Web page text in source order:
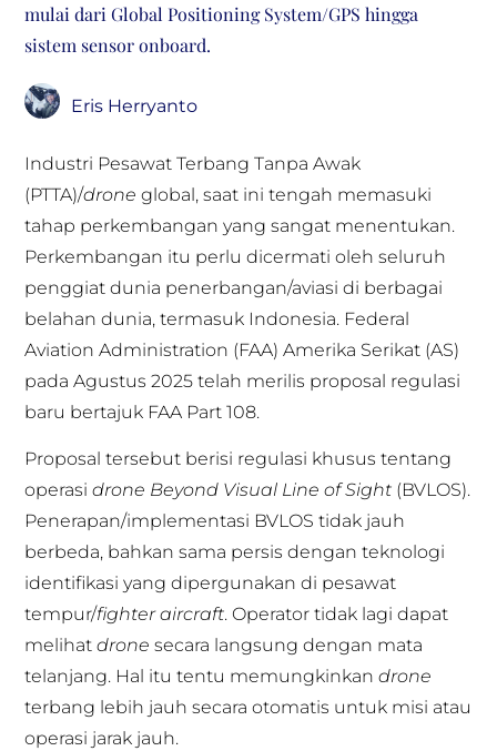
mulai dari Global Positioning System/GPS hingga
sistem sensor onboard.
Eris Herryanto
Industri Pesawat Terbang Tanpa Awak
(PTTA)/drone global, saat ini tengah memasuki
tahap perkembangan yang sangat menentukan.
Perkembangan itu perlu dicermati oleh seluruh
penggiat dunia penerbangan/aviasi di berbagai
belahan dunia, termasuk Indonesia. Federal
Aviation Administration (FAA) Amerika Serikat (AS)
pada Agustus 2025 telah merilis proposal regulasi
baru bertajuk FAA Part 108.
Proposal tersebut berisi regulasi khusus tentang
operasidrone Beyond Visual Line of Sight (BVLOS).
Penerapan/implementasi BVLOS tidak jauh
berbeda, bahkan sama persis dengan teknologi
identifikasi yang dipergunakan di pesawat
tempur/fighter aircraft. Operator tidak lagi dapat
melihatdronesecara langsung dengan mata
telanjang. Hal itu tentu memungkinkandrone
terbang lebih jauh secara otomatis untuk misi atau
operasi jarak jauh.